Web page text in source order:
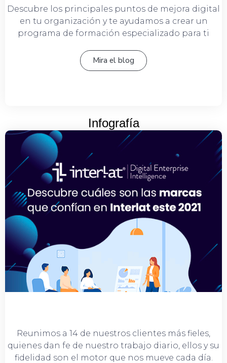
Descubre los principales puntos de mejora digital
en tu organización y te ayudamos a crear un
programa de formación especializado para ti
Mira el blog
Infografía
Reunimos a 14 de nuestros clientes más fieles,
quienes dan fe de nuestro trabajo diario, ellos y su
fidelidad son el motor que nos mueve cada día.